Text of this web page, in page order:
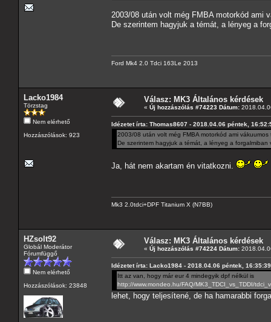
2003/08 után volt még FMBA motorkód ami
De szerintem hagyjuk a témát, a lényeg a
Ford Mk4 2.0 Tdci 163Le 2013
Lacko1984
Törzstag
Nem elérhető
Hozzászólások: 923
Válasz: MK3 Általános kérdések
« Új hozzászólás #74223 Dátum:
Idézetet írta: Thomas8607 - 2018.04.06 péntek,
2003/08 után volt még FMBA motorkód ami
De szerintem hagyjuk a témát, a lényeg a forgalmiban
Ja, hát nem akartam én vitatkozni.
Mk3 2.0tdci+DPF Titanium X (N7BB)
HZsolt92
Globál Moderátor
Fórumfüggő
Nem elérhető
Hozzászólások: 23848
Válasz: MK3 Általános kérdések
« Új hozzászólás #74224 Dátum:
Idézetet írta: Lacko1984 - 2018.04.06 péntek, 16:35:39
Itt az van, hogy már eur 4 mindegyik dpf nélkül is
http://www.mondeo.hu/FAQ/MK3_TDCI_vs_TDDI/
lehet, hogy teljesítené, de ha hamarabbi